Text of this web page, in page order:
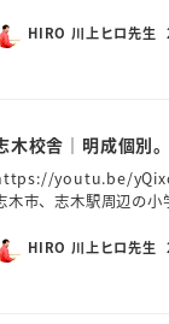
HIRO 川上ヒロ先生
木校舎｜明成個別
youtu.be/
木市、志木駅周辺の
HIRO 川上ヒロ先生